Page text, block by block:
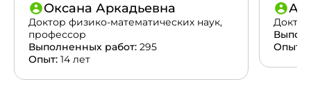
Оксана Аркадьевна
Доктор физико-математических наук,
профессор
Выполненных работ: 295
Опыт: 14 лет
Опыт: